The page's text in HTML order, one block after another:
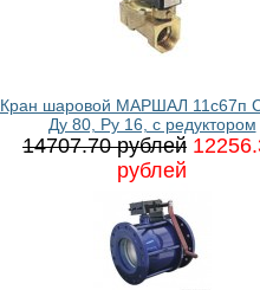
Кран шаровой МАРШАЛ 11с67п
Ду 80, Ру 16, с редуктором
14707.70 рублей
рублей